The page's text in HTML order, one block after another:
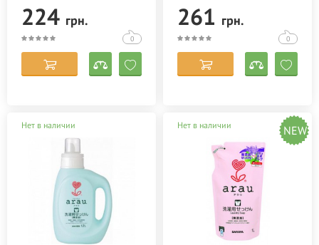
Muumi
Natura Siberica
Tommee Tippee
Urtekram
Сибирское здоровье
224 грн.
0
261 грн.
0
Нет в наличии Нет в наличии NEW